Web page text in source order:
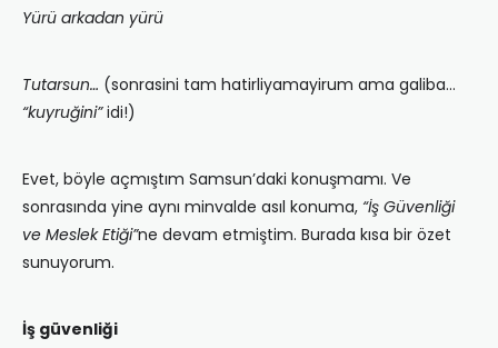
Yürü arkadan yürü
Tutarsun… (sonrasini tam hatirliyamayirum ama galiba…
“kuyruğini”idi!)
Evet, böyle açmıştım Samsun’daki konuşmamı. Ve
sonrasında yine aynı minvalde asıl konuma, “İş Güvenliği
ve Meslek Etiği”ne devam etmiştim. Burada kısa bir özet
sunuyorum.
İş güvenliği